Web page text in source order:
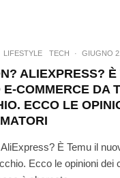
LIFESTYLE TECH · GIUGNO
ALIEXPRESS? È
E-COMMERCE DA
ECCO LE
È Temu il
Ecco le opinioni dei